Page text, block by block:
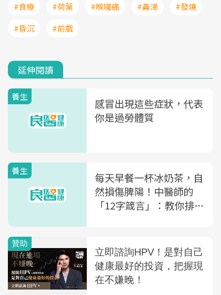
#食療 #荷葉 #喉嚨痛 #鼻涕
#發燒
#昏沉
#前戲
延伸閱讀
養生
感冒出現這些症狀，代表
你是過勞體質
養生
每天早餐一杯冰奶茶，自
然損傷脾陽！中醫師的
「12字箴言」：教你排出